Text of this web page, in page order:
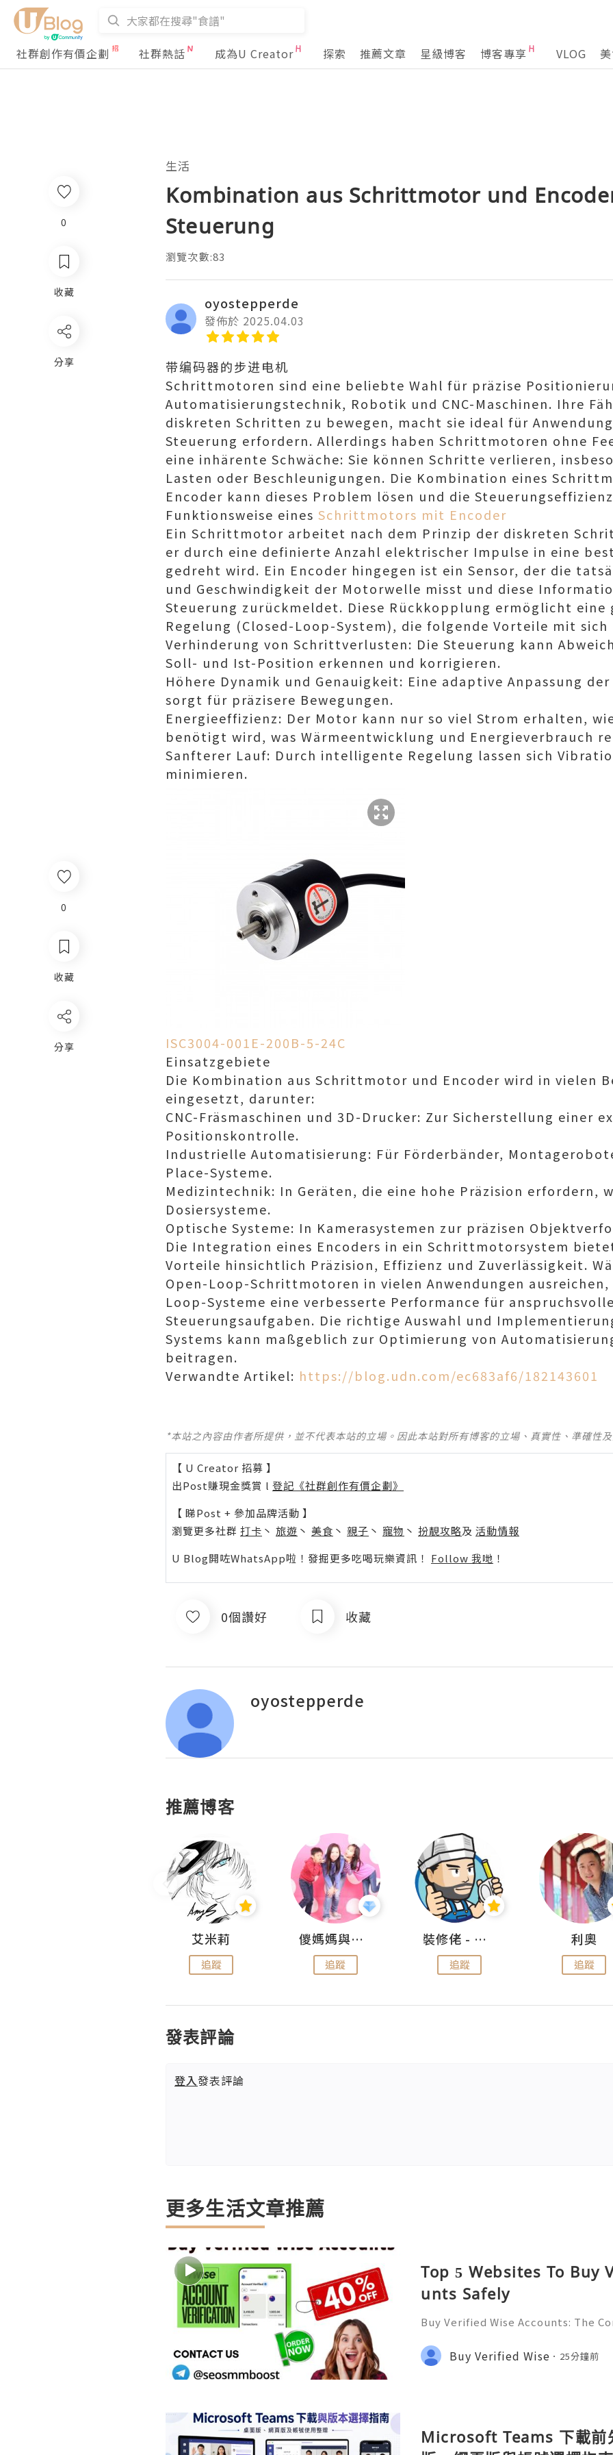
社群創作有價企劃 社群熱話 成為U Creator 探索 推薦文章 星級博客 博客專享 VLOG
0
收藏
分享
生活
Kombination aus Schrittmotor und
Steuerung
瀏覽次數:83
oyostepperde
發佈於 2025.04.03
带编码器的步进电机
Schrittmotoren sind eine beliebte Wahl für präzise
Automatisierungstechnik, Robotik und CNC-Maschinen. Ihre
diskreten Schritten zu bewegen, macht sie ideal für
Steuerung erfordern. Allerdings haben Schrittmotoren ohne
eine inhärente Schwäche: Sie können Schritte verlieren,
Lasten oder Beschleunigungen. Die Kombination eines
Encoder kann dieses Problem lösen und die
Funktionsweise eines Schrittmotors mit Encoder
Ein Schrittmotor arbeitet nach dem Prinzip der diskreten
er durch eine definierte Anzahl elektrischer Impulse in eine
gedreht wird. Ein Encoder hingegen ist ein Sensor, der die
und Geschwindigkeit der Motorwelle misst und diese
Steuerung zurückmeldet. Diese Rückkopplung ermöglicht eine
Regelung (Closed-Loop-System), die folgende Vorteile mit
Verhinderung von Schrittverlusten: Die Steuerung kann
Soll- und Ist-Position erkennen und korrigieren.
Höhere Dynamik und Genauigkeit: Eine adaptive Anpassung
sorgt für präzisere Bewegungen.
Energieeffizienz: Der Motor kann nur so viel Strom erhalten,
benötigt wird, was Wärmeentwicklung und Energieverbrauch
Sanfterer Lauf: Durch intelligente Regelung lassen sich
minimieren.
ISC3004-001E-200B-5-24C
Einsatzgebiete
Die Kombination aus Schrittmotor und Encoder wird in vielen
eingesetzt, darunter:
CNC-Fräsmaschinen und 3D-Drucker: Zur Sicherstellung einer
Positionskontrolle.
Industrielle Automatisierung: Für Förderbänder,
Place-Systeme.
Medizintechnik: In Geräten, die eine hohe Präzision erfordern,
Dosiersysteme.
Optische Systeme: In Kamerasystemen zur präzisen
Die Integration eines Encoders in ein Schrittmotorsystem
Vorteile hinsichtlich Präzision, Effizienz und Zuverlässigkeit.
Open-Loop-Schrittmotoren in vielen Anwendungen
Loop-Systeme eine verbesserte Performance für
Steuerungsaufgaben. Die richtige Auswahl und
Systems kann maßgeblich zur Optimierung von
beitragen.
Verwandte Artikel: https://blog.udn.com/ec683af6/182143601
*本站之內容由作者所提供，並不代表本站的立場。因此本站對所有博客的立場、真實性、準確性
【 U Creator 招募 】
出Post賺現金獎賞 l 登記《社群創作有價企劃》
【 睇Post + 參加品牌活動 】
瀏覽更多社群 打卡 丶 旅遊 丶 美食 丶 親子 丶 寵物 丶 扮靚攻略及 活動情報
U Blog開咗WhatsApp啦！發掘更多吃喝玩樂資訊！ Follow 我哋 ！
0個讚好 收藏
oyostepperde
推薦博客
艾米莉
追蹤
儍媽媽與兩隻小魔怪之家
追蹤
裝修佬 - 香港一站式網上裝修平台
追蹤
利奧
追蹤
發表評論
登入發表評論
更多生活文章推薦
Top 5 Websites To Buy
unts Safely
Buy Verified Wise Accounts: The
orms for international money
e it offers low fees, t
Buy Verified Wise 25分鐘前
Microsoft Teams 下載前
0
收藏
分享